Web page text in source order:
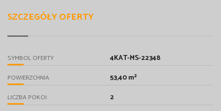
SZCZEGÓŁY OFERTY
SYMBOL OFERTY 4KAT-MS-22348
POWIERZCHNIA 53,40 m²
LICZBA POKOI 2